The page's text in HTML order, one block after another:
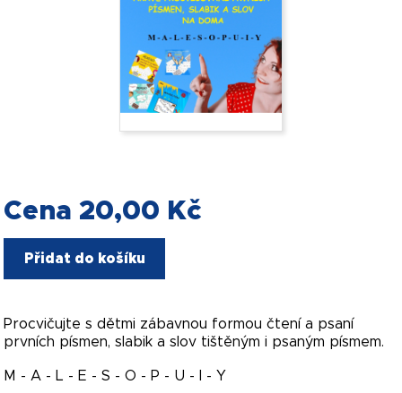
Cena 20,00 Kč
Přidat do košíku
Procvičujte s dětmi zábavnou formou čtení a psaní
prvních písmen, slabik a slov tištěným i psaným písmem.
M - A - L - E - S - O - P - U - I - Y